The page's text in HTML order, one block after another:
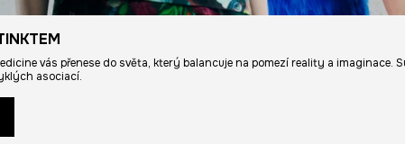
vás přenese do světa, který balancuje na pomezí reality a
asociací.